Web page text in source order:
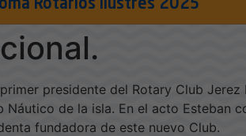
Rotarios Ilustres 2025
de
presidente del Rotary Club Jerez
de la isla. En el acto Esteban
fundadora de este nuevo Club.